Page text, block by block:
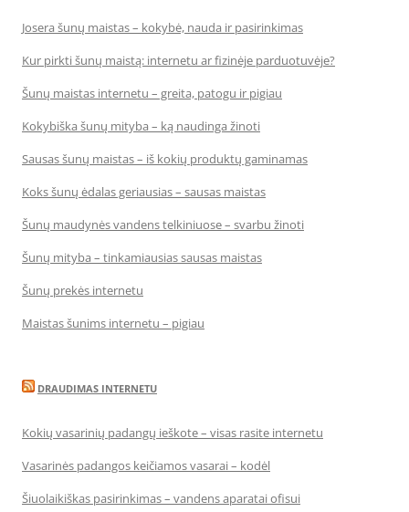
Josera šunų maistas – kokybė, nauda ir pasirinkimas
Kur pirkti šunų maistą: internetu ar fizinėje parduotuvėje?
Šunų maistas internetu – greita, patogu ir pigiau
Kokybiška šunų mityba – ką naudinga žinoti
Sausas šunų maistas – iš kokių produktų gaminamas
Koks šunų ėdalas geriausias – sausas maistas
Šunų maudynės vandens telkiniuose – svarbu žinoti
Šunų mityba – tinkamiausias sausas maistas
Šunų prekės internetu
Maistas šunims internetu – pigiau
DRAUDIMAS INTERNETU
Kokių vasarinių padangų ieškote – visas rasite internetu
Vasarinės padangos keičiamos vasarai – kodėl
Šiuolaikiškas pasirinkimas – vandens aparatai ofisui